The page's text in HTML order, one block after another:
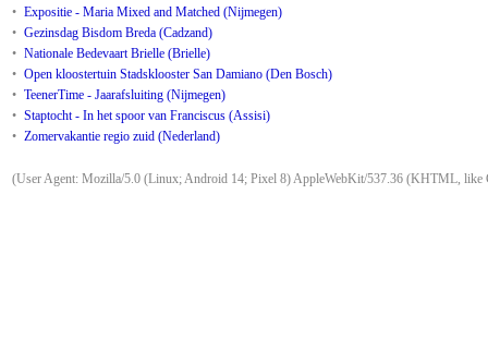
• Expositie - Maria Mixed and Matched (Nijmegen)
• Gezinsdag Bisdom Breda (Cadzand)
• Nationale Bedevaart Brielle (Brielle)
• Open kloostertuin Stadsklooster San Damiano (Den Bosch)
• TeenerTime - Jaarafsluiting (Nijmegen)
• Staptocht - In het spoor van Franciscus (Assisi)
• Zomervakantie regio zuid (Nederland)
(User Agent: Mozilla/5.0 (Linux; Android 14; Pixel 8) AppleWebKit/537.36 (KHTML, like